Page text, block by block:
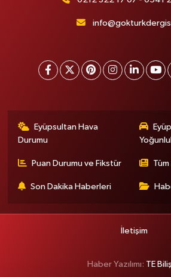
Eyüpsultan Hava
Durumu
Puan Durumu ve Fikstür
Son Dakika Haberleri
İletişim
Haber Yazılımı: TE